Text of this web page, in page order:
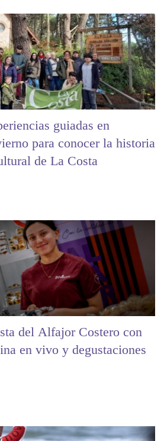
guiadas en
para conocer la historia
de La Costa
en vivo y degustaciones